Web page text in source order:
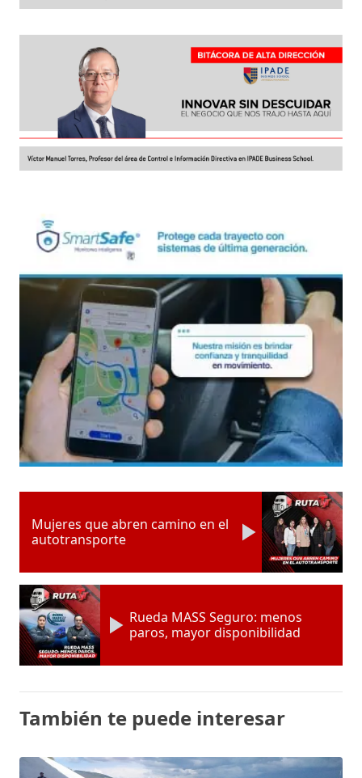
Mujeres que abren camino en el
autotransporte
Rueda MASS Seguro: menos
paros, mayor disponibilidad
También te puede interesar